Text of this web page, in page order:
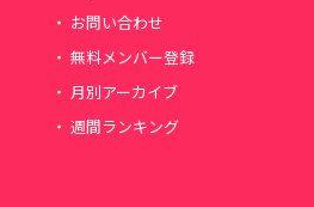
お問い合わせ
無料メンバー登録
月別アーカイブ
週間ランキング